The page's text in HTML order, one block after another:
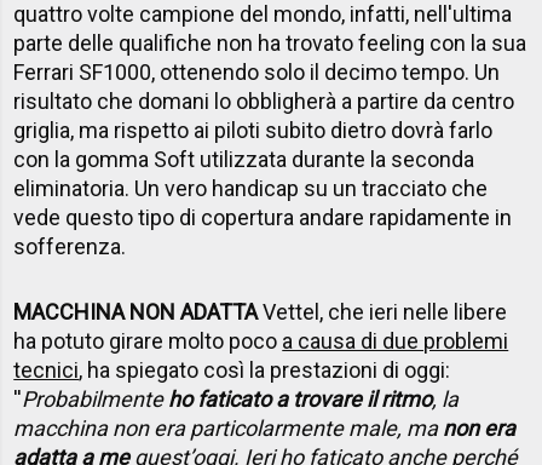
quattro volte campione del mondo, infatti, nell'ultima
parte delle qualifiche non ha trovato feeling con la sua
Ferrari SF1000, ottenendo solo il decimo tempo. Un
risultato che domani lo obbligherà a partire da centro
griglia, ma rispetto ai piloti subito dietro dovrà farlo
con la gomma Soft utilizzata durante la seconda
eliminatoria. Un vero handicap su un tracciato che
vede questo tipo di copertura andare rapidamente in
sofferenza.
MACCHINA NON ADATTAVettel, che ieri nelle libere
ha potuto girare molto poco a causa di due problemi
tecnici, ha spiegato così la prestazioni di oggi:
''Probabilmenteho faticato a trovare il ritmo, la
macchina non era particolarmente male, manon era
adatta a mequest’oggi. Ieri ho faticato anche perché